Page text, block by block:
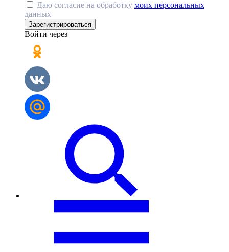
Даю согласие на обработку моих персональных
данных
Зарегистрироваться
Войти через